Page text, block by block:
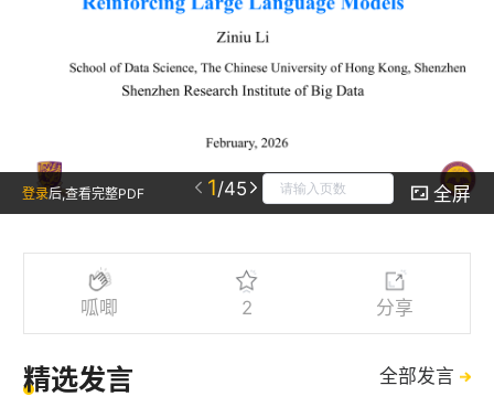
登录后,查看完整PDF 1/45 全屏
呱唧 2 分享
精选发言 全部发言